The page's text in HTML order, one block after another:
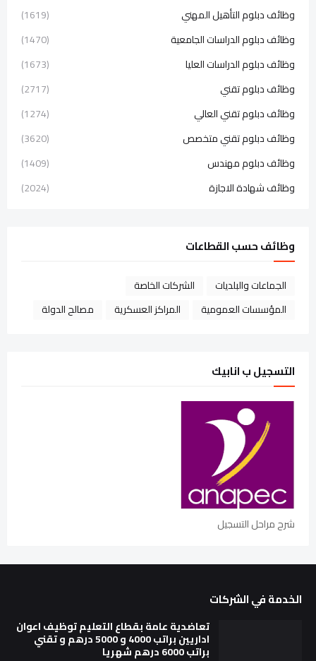
وظائف دبلوم التأهيل المهني
(1619)
وظائف دبلوم الدراسات الجامعية
(1470)
وظائف دبلوم الدراسات العليا
(1673)
وظائف دبلوم تقني
(2717)
وظائف دبلوم تقني العالي
(1274)
وظائف دبلوم تقني متخصص
(3620)
وظائف دبلوم مهندس
(1409)
وظائف شهادة الاجازة
(2024)
وظائف حسب القطاعات
الجماعات والبلديات
الشركات الخاصة
المؤسسات العمومية
المراكز العسكرية مصالح الدولة
التسجيل ب انابيك
شرح مراحل التسجيل
الخدمة في الشركات
تعاضدية عامة بقطاع التعليم توظيف اعوان
اداريين براتب 4000 و 5000 درهم و تقني
براتب 6000 درهم شهريا